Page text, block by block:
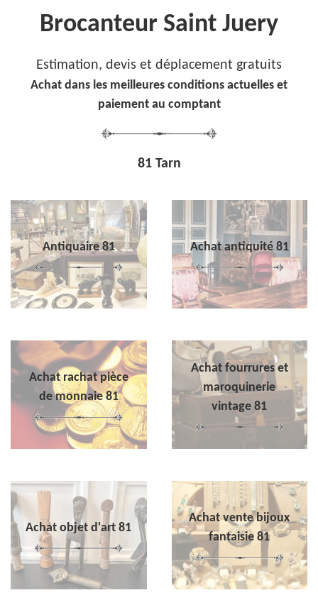
Brocanteur Saint Juery
Estimation, devis et déplacement gratuits
Achat dans les meilleures conditions actuelles et
paiement au comptant
81 Tarn
Antiquaire 81 Achat antiquité 81
Achat rachat pièce
de monnaie 81
Achat fourrures et
maroquinerie
vintage 81
Achat objet d'art 81
Achat vente bijoux
fantaisie 81